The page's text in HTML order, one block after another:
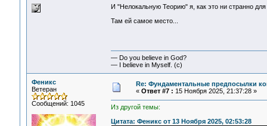
И "Нелокальную Теорию" я, как это ни странно
Там ей самое место...
— Do you believe in God?
— I believe in Myself. (c)
Феникс
Ветеран
Сообщений: 1045
Re: Фундаментальные предпосылки
« Ответ #7 : 15 Ноября 2025, 21:37:28 »
Из другой темы:
Цитата: Феникс от 13 Ноября 2025, 02:53:28